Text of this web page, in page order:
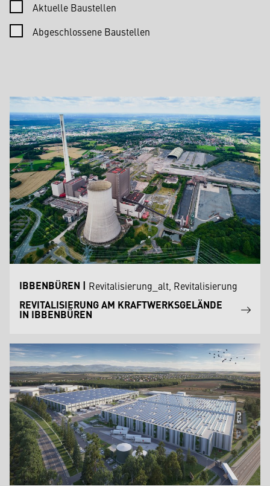
Aktuelle Baustellen
Abgeschlossene Baustellen
IBBENBÜREN | Revitalisierung_alt, Revitalisierung
REVITALISIERUNG AM KRAFTWERKSGELÄNDE
IN IBBENBÜREN